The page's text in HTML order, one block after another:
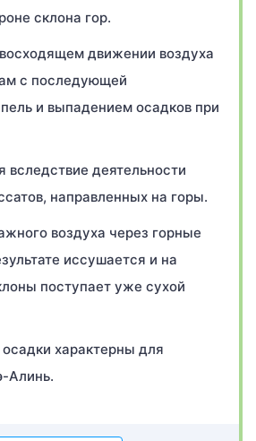
склона гор.
движении воздуха
с последующей
и выпадением осадков при
деятельности
направленных на горы.
воздуха через горные
иссушается и на
поступает уже сухой
характерны для
Алинь.